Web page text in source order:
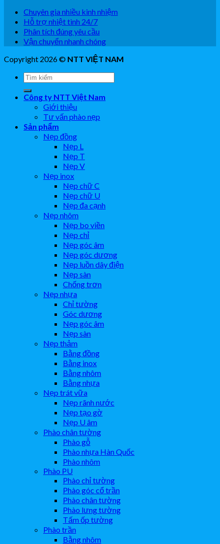
Chuyên gia nhiều kinh nhiệm
Hỗ trợ nhiệt tình 24/7
Phân tích đúng yêu cầu
Vận chuyển nhanh chóng
Copyright 2026 © NTT VIỆT NAM
Công ty NTT Việt Nam
Giới thiệu
Tư vấn phào nẹp
Sản phẩm
Nẹp đồng
Nẹp L
Nẹp T
Nẹp V
Nẹp inox
Nẹp chữ C
Nẹp chữ U
Nẹp đa cạnh
Nẹp nhôm
Nẹp bo viền
Nẹp chỉ
Nẹp góc âm
Nẹp góc dương
Nẹp luồn dây điện
Nẹp sàn
Chống trơn
Nẹp nhựa
Chỉ tường
Góc dương
Nẹp góc âm
Nẹp sàn
Nẹp thảm
Bằng đồng
Bằng inox
Bằng nhôm
Bằng nhựa
Nẹp trát vữa
Nẹp rãnh nước
Nẹp tạo gờ
Nẹp U âm
Phào chân tường
Phào gỗ
Phào nhựa Hàn Quốc
Phào nhôm
Phào PU
Phào chỉ tường
Phào góc cổ trần
Phào chân tường
Phào lưng tường
Tấm ốp tường
Phào trần
Bằng nhôm